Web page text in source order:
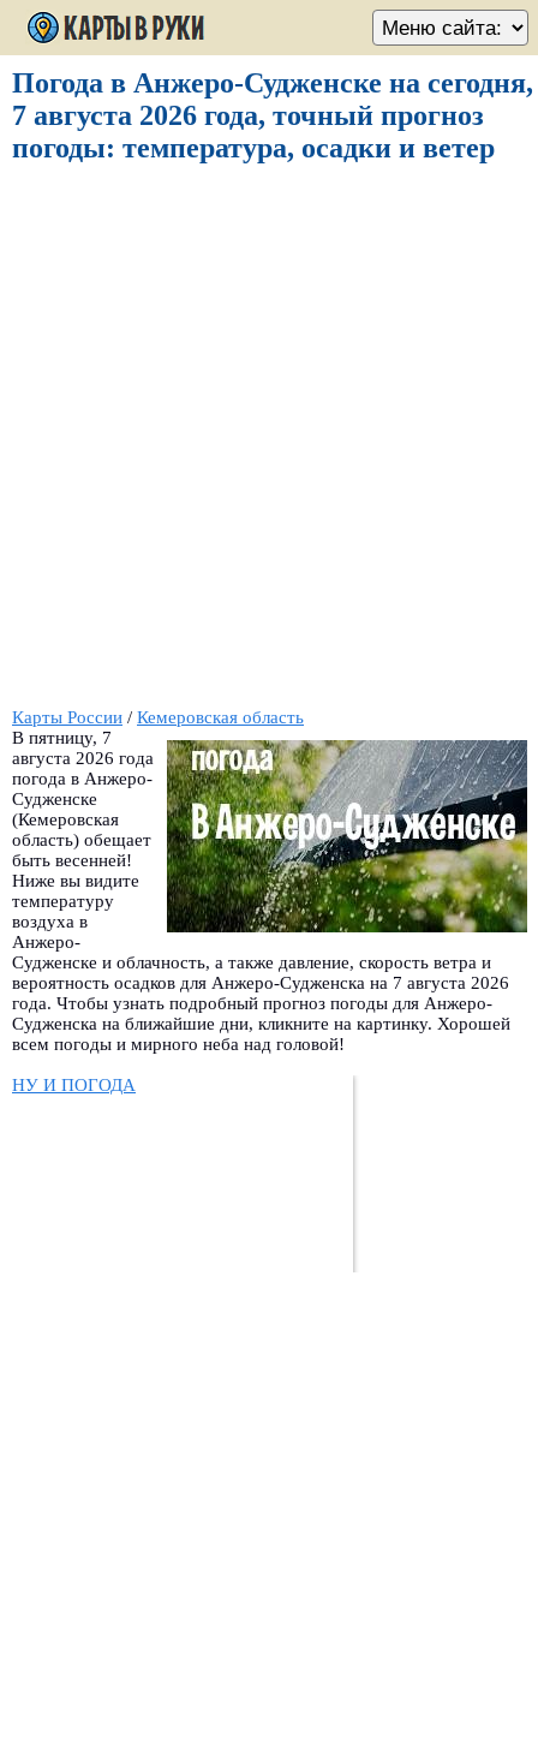
Погода в Анжеро-Судженске на сегодня,
7 августа 2026 года, точный прогноз
погоды: температура, осадки и ветер
Карты России / Кемеровская область
В пятницу, 7
августа 2026 года
погода в Анжеро-
Судженске
(Кемеровская
область) обещает
быть весенней!
Ниже вы видите
температуру
воздуха в
Анжеро-
Судженске и облачность, а также давление, скорость ветра и
вероятность осадков для Анжеро-Судженска на 7 августа 2026
года. Чтобы узнать подробный прогноз погоды для Анжеро-
Судженска на ближайшие дни, кликните на картинку. Хорошей
всем погоды и мирного неба над головой!
НУ И ПОГОДА